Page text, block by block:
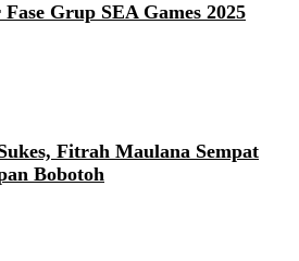
Grup SEA Games 2025
Fitrah Maulana Sempat
Bobotoh